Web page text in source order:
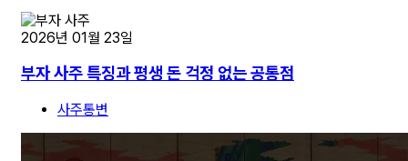
2026년 01월 23일
부자 사주 특징과 평생 돈 걱정 없는 공통점
사주통변